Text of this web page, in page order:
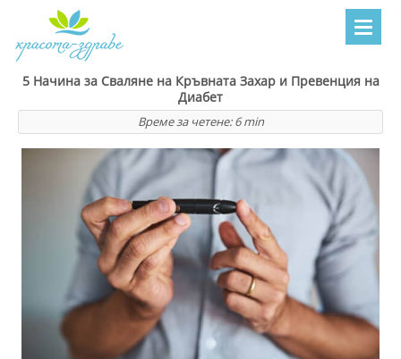
5 Начина за Сваляне на Кръвната Захар и Превенция на
Диабет
Време за четене:6 min